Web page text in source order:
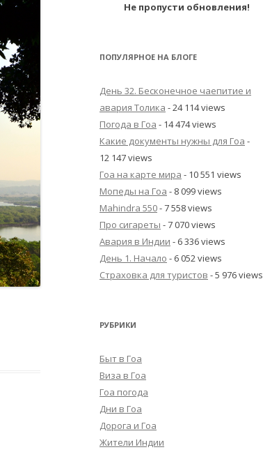
Не пропусти обновления!
ПОПУЛЯРНОЕ НА БЛОГЕ
День 32. Бесконечное чаепитие и
авария Толика - 24 114 views
Погода в Гоа - 14 474 views
Какие документы нужны для Гоа -
12 147 views
Гоа на карте мира - 10 551 views
Мопеды на Гоа - 8 099 views
Mahindra 550- 7 558 views
Про сигареты - 7 070 views
Авария в Индии - 6 336 views
День 1. Начало - 6 052 views
Страховка для туристов - 5 976 views
РУБРИКИ
Быт в Гоа
Виза в Гоа
Гоа погода
Дни в Гоа
Дорога и Гоа
Жители Индии